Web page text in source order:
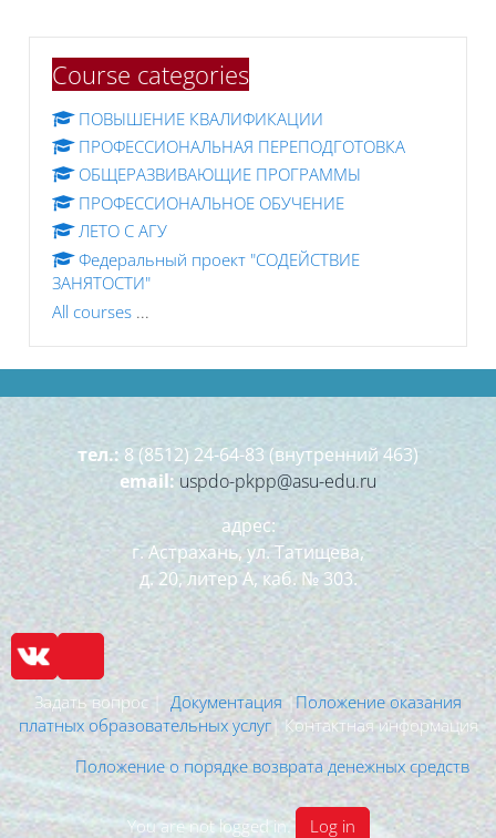
Course categories
ПОВЫШЕНИЕ КВАЛИФИКАЦИИ
ПРОФЕССИОНАЛЬНАЯ ПЕРЕПОДГОТОВКА
ОБЩЕРАЗВИВАЮЩИЕ ПРОГРАММЫ
ПРОФЕССИОНАЛЬНОЕ ОБУЧЕНИЕ
ЛЕТО С АГУ
Федеральный проект "СОДЕЙСТВИЕ
ЗАНЯТОСТИ"
All courses ...
тел.: 8 (8512) 24-64-83 (внутренний 463)
email: uspdo-pkpp@asu-edu.ru
адрес:
г. Астрахань, ул. Татищева,
д. 20, литер А, каб. № 303.
Задать вопрос | Документация |Положение оказания
платных образовательных услуг| Контактная информация
Положение о порядке возврата денежных средств
You are not logged in. Log in